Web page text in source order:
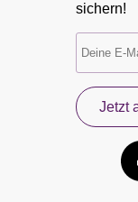
sichern!
Jetzt